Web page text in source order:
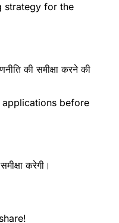
strategy for the
की समीक्षा करने की
before
करेगी।